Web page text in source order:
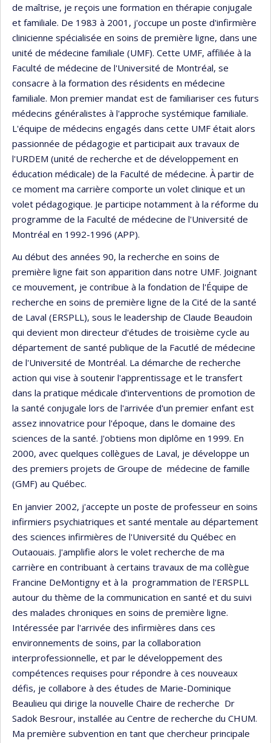
de maîtrise, je reçois une formation en thérapie conjugale
et familiale. De 1983 à 2001, j'occupe un poste d'infirmière
clinicienne spécialisée en soins de première ligne, dans une
unité de médecine familiale (UMF). Cette UMF, affiliée à la
Faculté de médecine de l'Université de Montréal, se
consacre à la formation des résidents en médecine
familiale. Mon premier mandat est de familiariser ces futurs
médecins généralistes à l'approche systémique familiale.
L'équipe de médecins engagés dans cette UMF était alors
passionnée de pédagogie et participait aux travaux de
l'URDEM (unité de recherche et de développement en
éducation médicale) de la Faculté de médecine. À partir de
ce moment ma carrière comporte un volet clinique et un
volet pédagogique. Je participe notamment à la réforme du
programme de la Faculté de médecine de l'Université de
Montréal en 1992-1996 (APP).
Au début des années 90, la recherche en soins de
première ligne fait son apparition dans notre UMF. Joignant
ce mouvement, je contribue à la fondation de l'Équipe de
recherche en soins de première ligne de la Cité de la santé
de Laval (ERSPLL), sous le leadership de Claude Beaudoin
qui devient mon directeur d'études de troisième cycle au
département de santé publique de la Facutlé de médecine
de l'Université de Montréal. La démarche de recherche
action qui vise à soutenir l'apprentissage et le transfert
dans la pratique médicale d'interventions de promotion de
la santé conjugale lors de l'arrivée d'un premier enfant est
assez innovatrice pour l'époque, dans le domaine des
sciences de la santé. J'obtiens mon diplôme en 1999. En
2000, avec quelques collègues de Laval, je développe un
des premiers projets de Groupe de médecine de famille
(GMF) au Québec.
En janvier 2002, j'accepte un poste de professeur en soins
infirmiers psychiatriques et santé mentale au département
des sciences infirmières de l'Université du Québec en
Outaouais. J'amplifie alors le volet recherche de ma
carrière en contribuant à certains travaux de ma collègue
Francine DeMontigny et à la programmation de l'ERSPLL
autour du thème de la communication en santé et du suivi
des malades chroniques en soins de première ligne.
Intéressée par l'arrivée des infirmières dans ces
environnements de soins, par la collaboration
interprofessionnelle, et par le développement des
compétences requises pour répondre à ces nouveaux
défis, je collabore à des études de Marie-Dominique
Beaulieu qui dirige la nouvelle Chaire de recherche Dr
Sadok Besrour, installée au Centre de recherche du CHUM.
Ma première subvention en tant que chercheur principale